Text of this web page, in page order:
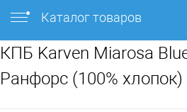
Каталог товаров
КПБ Karven Miarosa
Ранфорс (100% хлопок)